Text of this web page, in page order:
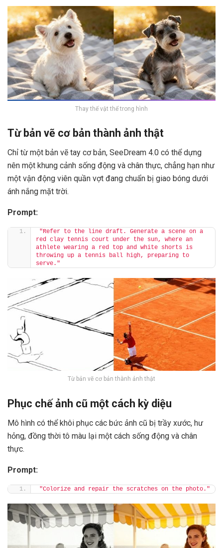
Thay thế vật thể trong hình
Từ bản vẽ cơ bản thành ảnh thật
Chỉ từ một bản vẽ tay cơ bản, SeeDream 4.0 có thể dựng
nên một khung cảnh sống động và chân thực, chẳng hạn như
một vận động viên quần vợt đang chuẩn bị giao bóng dưới
ánh nắng mặt trời.
Prompt:
"Refer to the line draft. Generate a scene on a
red clay tennis court under the sun, where an
athlete wearing a red top and white shorts is
throwing up a tennis ball high, preparing to
serve."
Từ bản vẽ cơ bản thành ảnh thật
Phục chế ảnh cũ một cách kỳ diệu
Mô hình có thể khôi phục các bức ảnh cũ bị trầy xước, hư
hỏng, đồng thời tô màu lại một cách sống động và chân
thực.
Prompt:
"Colorize and repair the scratches on the photo."